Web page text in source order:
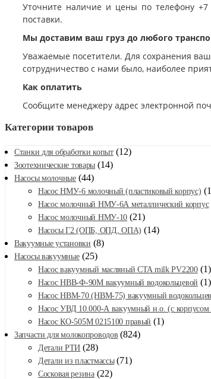
Уточните наличие и цены по телефону
поставки.
Мы доставим ваш груз до любого
Уважаемые посетители. Для сохранения
сотрудничество с нами было, наиболее
Как оплатить
Сообщите менеджеру адрес электронной
Категории товаров
Станки для обработки копыт (12)
Зоотехнические товары (14)
Насосы молочные (44)
Насос НМУ-6 молочный (пластиковый корпус)
Насос молочный НМУ-6А металлический корпус
Насос молочный НМУ-10 (21)
Насосы Г2 (ОПБ, ОПД, ОПА) (14)
Вакуумные установки (8)
Насосы вакуумные (25)
Насос вакуумный масляный CTA milk PV2200 (1)
Насос НВВ-Ф-90М вакуумный водокольцевой (1)
Насос НВМ-70 (НВМ-75) вакуумный
Насос УВД 10.000-А вакуумный н.о. (с
Насос КО-505М 0215100 правый (1)
Запчасти для молокопроводов (824)
Детали РТИ (28)
Детали из пластмассы (71)
Сосковая резина (22)